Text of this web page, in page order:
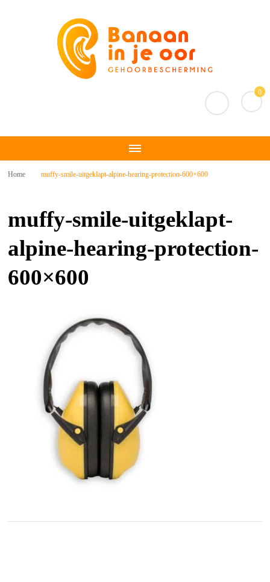
0
Home muffy-smile-uitgeklapt-alpine-hearing-protection-600×600
muffy-smile-uitgeklapt-
alpine-hearing-protection-
600×600